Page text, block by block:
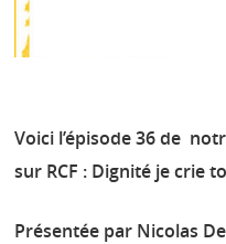
Voici l’épisode 36 de
sur RCF : Dignité je crie
Présentée par Nicolas